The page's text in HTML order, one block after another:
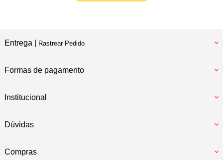
Entrega | Rastrear Pedido
Formas de pagamento
Institucional
Dúvidas
Compras